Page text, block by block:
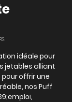
idéale pour
jetables alliant
offrir une
nos Puff